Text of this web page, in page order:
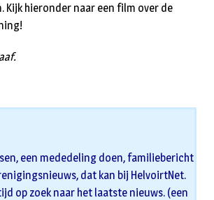
Kijk hieronder naar een film over de
een mededeling doen, familiebericht
dat kan bij HelvoirtNet.
op zoek naar het laatste nieuws. (een